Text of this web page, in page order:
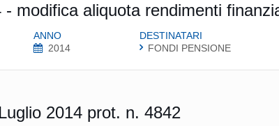
modifica aliquota rendimenti
ANNO
2014
DESTINATARI
FONDI PENSIONE
2014 prot. n. 4842